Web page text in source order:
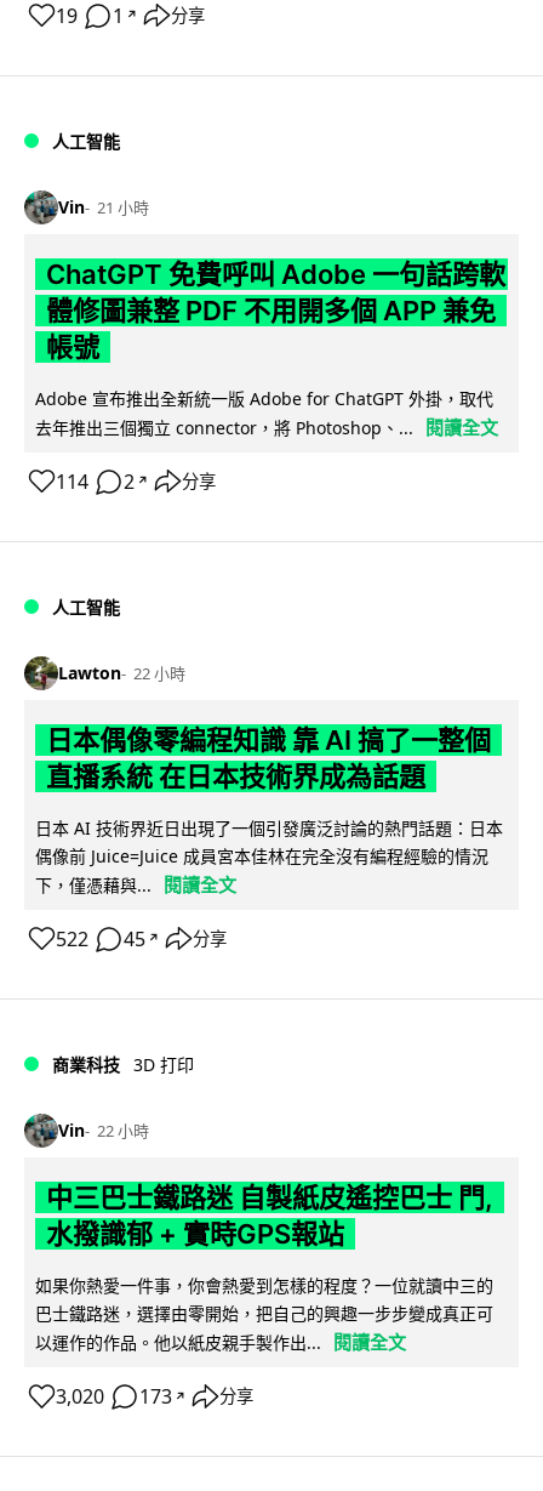
19 1 ↗ 分享
人工智能
Vin 21 小時
ChatGPT 免費呼叫 Adobe 一句話跨軟
體修圖兼整 PDF 不用開多個 APP 兼免
帳號
Adobe 宣布推出全新統一版 Adobe for ChatGPT 外掛，取代
去年推出三個獨立 connector，將 Photoshop、...
閱讀全文
114 2 ↗ 分享
人工智能
Lawton 22 小時
日本偶像零編程知識 靠 AI 搞了一整個
直播系統 在日本技術界成為話題
日本 AI 技術界近日出現了一個引發廣泛討論的熱門話題：日本
偶像前 Juice=Juice 成員宮本佳林在完全沒有編程經驗的情況
下，僅憑藉與...
閱讀全文
522 45 ↗ 分享
商業科技 3D 打印
Vin 22 小時
中三巴士鐵路迷 自製紙皮遙控巴士 門,
水撥識郁 + 實時GPS報站
如果你熱愛一件事，你會熱愛到怎樣的程度？一位就讀中三的
巴士鐵路迷，選擇由零開始，把自己的興趣一步步變成真正可
以運作的作品。他以紙皮親手製作出...
閱讀全文
3,020 173 ↗ 分享